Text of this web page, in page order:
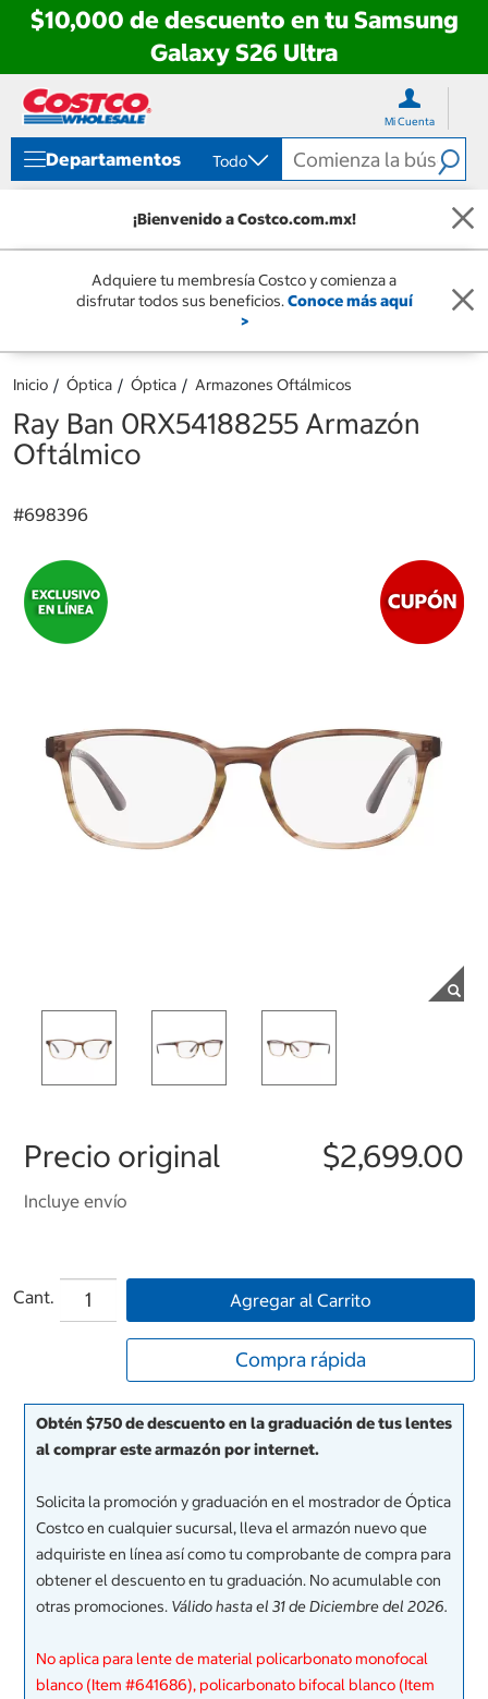
$10,000 de descuento en tu Samsung
Galaxy S26 Ultra
directo
contenido
directo
menú
navegación
Mi Cuenta
Departamentos Todo
¡Bienvenido a Costco.com.mx!
Adquiere tu membresía Costco y comienza a
disfrutar todos sus beneficios.Conoce más aquí
>
Inicio Óptica Óptica Armazones Oftálmicos
Ray Ban 0RX54188255 Armazón
Oftálmico
#698396
Precio original $2,699.00
Incluye envío
Cant. Agregar al Carrito
Compra rápida
Obtén $750 de descuento en la graduación de tus lentes
al comprar este armazón por internet.
Solicita la promoción y graduación en el mostrador de Óptica
Costco en cualquier sucursal, lleva el armazón nuevo que
adquiriste en línea así como tu comprobante de compra para
obtener el descuento en tu graduación. No acumulable con
otras promociones. Válido hasta el 31 de Diciembre del 2026.
No aplica para lente de material policarbonato monofocal
blanco (Item #641686), policarbonato bifocal blanco (Item